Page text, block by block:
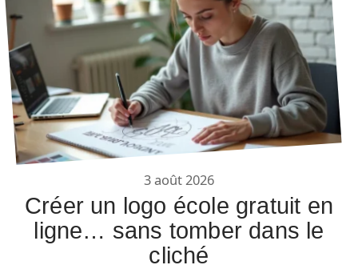
3 août 2026
Créer un logo école gratuit en
ligne… sans tomber dans le
cliché